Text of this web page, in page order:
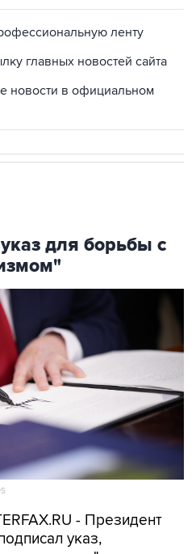
ленту
главных новостей сайта
новости в официальном
для борьбы с
- Президент
указ,